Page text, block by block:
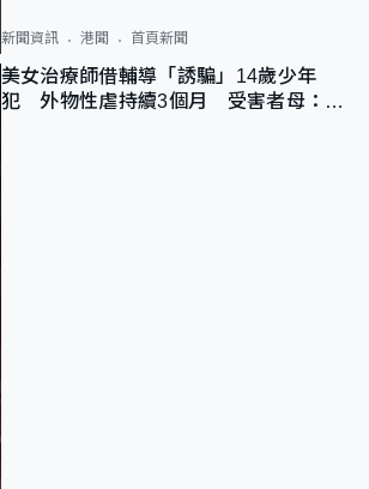
新聞資訊 港聞 首頁新聞
美女治療師借輔導「誘騙」14歲少年
犯 外物性虐持續3個月 受害者母：要